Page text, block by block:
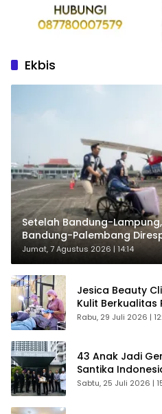
Ekbis
Setelah Bandung-
Bandung-Palembang
Penumpang
Jumat, 7 Agustus 2026 | 14:14
Jesica Beauty
Kulit Berkualitas
Rabu, 29 Juli 2026 |
43 Anak Jadi
Santika
Sabtu, 25 Juli 2026 |